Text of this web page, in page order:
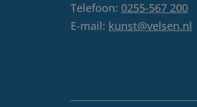
Telefoon: 0255-567 200
E-mail: kunst@velsen.nl